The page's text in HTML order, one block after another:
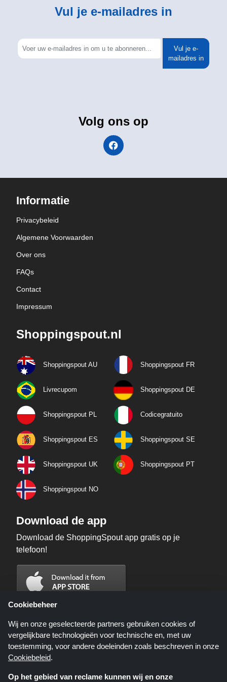
Vul je e-mailadres in
Vul je e-
mailadres in
Volg ons op
Informatie
Privacybeleid
Algemene Voorwaarden
Over ons
FAQs
Contact
Impressum
Shoppingspout.nl
Shoppingspout AU Shoppingspout FR
Livrecupom Shoppingspout DE
Shoppingspout PL Codicegratuito
Shoppingspout ES Shoppingspout SE
Shoppingspout UK Shoppingspout PT
Shoppingspout NO
Download de app
Download de ShoppingSpout app gratis op je
telefoon!
Cookiebeheer
Wij en onze geselecteerde partners gebruiken cookies of
vergelijkbare technologieën voor technische en, met uw
toestemming, voor andere doeleinden zoals beschreven in onze
Cookiebeleid.
Op het gebied van reclame kunnen wij en onze